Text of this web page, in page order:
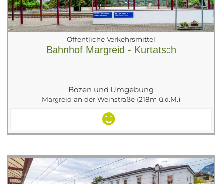
Öffentliche Verkehrsmittel
Bahnhof Margreid - Kurtatsch
Bozen und Umgebung
Margreid an der Weinstraße (218m ü.d.M.)